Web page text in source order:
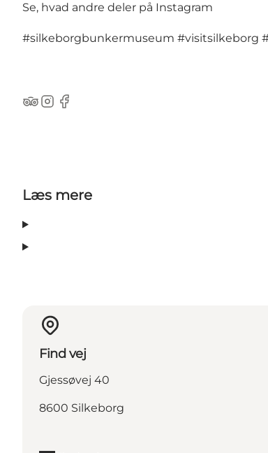
Se, hvad andre deler på Instagram
#silkeborgbunkermuseum #visitsilkeborg
TripAdvisor
Instagram
Facebook
Læs mere
Find vej
Gjessøvej 40
8600 Silkeborg